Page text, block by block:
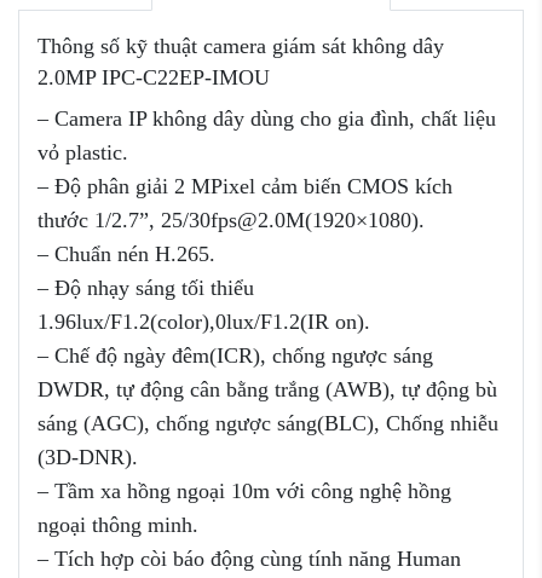
Thông số kỹ thuật camera giám sát không dây
2.0MP IPC-C22EP-IMOU
– Camera IP không dây dùng cho gia đình, chất liệu
vỏ plastic.
– Độ phân giải 2 MPixel cảm biến CMOS kích
thước 1/2.7”, 25/30fps@2.0M(1920×1080).
– Chuẩn nén H.265.
– Độ nhạy sáng tối thiểu
1.96lux/F1.2(color),0lux/F1.2(IR on).
– Chế độ ngày đêm(ICR), chống ngược sáng
DWDR, tự động cân bằng trắng (AWB), tự động bù
sáng (AGC), chống ngược sáng(BLC), Chống nhiễu
(3D-DNR).
– Tầm xa hồng ngoại 10m với công nghệ hồng
ngoại thông minh.
– Tích hợp còi báo động cùng tính năng Human